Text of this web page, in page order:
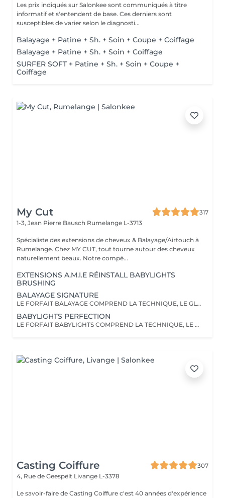
Les prix indiqués sur Salonkee sont communiqués à titre
informatif et s'entendent de base. Ces derniers sont
susceptibles de varier selon le diagnosti...
Balayage + Patine + Sh. + Soin + Coupe + Coiffage
Balayage + Patine + Sh. + Soin + Coiffage
SURFER SOFT + Patine + Sh. + Soin + Coupe +
Coiffage
My Cut
317
1-3, Jean Pierre Bausch Rumelange L-3713
Spécialiste des extensions de cheveux & Balayage/Airtouch à
Rumelange. Chez MY CUT, tout tourne autour des cheveux
naturellement beaux. Notre compé...
EXTENSIONS A.M.I.E RÉINSTALL BABYLIGHTS
BRUSHING
BALAYAGE SIGNATURE
LE FORFAIT BALAYAGE COMPREND LA TECHNIQUE, LE GLOSS, OLAPLEX , UN SOIN, LES PRODUITS DE STYLING AINSI QU'UN BRUSHING/WAVY. LA COUPE N'EST PAS INCLUSE
BABYLIGHTS PERFECTION
LE FORFAIT BABYLIGHTS COMPREND LA TECHNIQUE, LE GLOSS, OLAPLEX , UN SOIN, LES PRODUITS DE STYLING AINSI QU'UN BRUSHING/WAVY. LA COUPE N'EST PAS INCLUSE
Casting Coiffure
307
4, Rue de Geespëlt Livange L-3378
Le savoir-faire de Casting Coiffure c'est 40 années d'expérience